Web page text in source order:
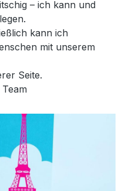
– ich kann und
kann ich
mit unserem
Seite.